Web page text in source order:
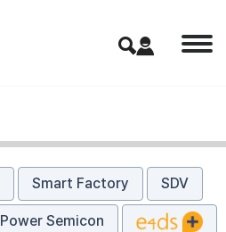
Smart Factory SDV
Power Semicon